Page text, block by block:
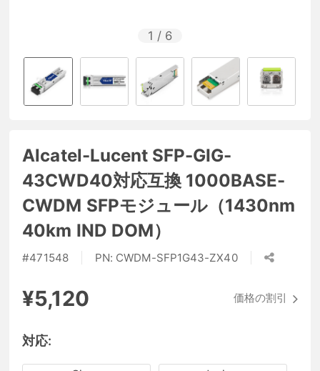
1 / 6
Alcatel-Lucent SFP-GIG-
43CWD40対応互換 1000BASE-
CWDM SFPモジュール（1430nm
40km IND DOM）
#471548 PN: CWDM-SFP1G43-ZX40
¥5,120 価格の割引
対応: